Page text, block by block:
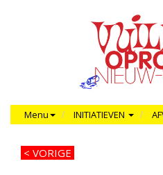
Menu INITIATIEVEN
< VORIGE